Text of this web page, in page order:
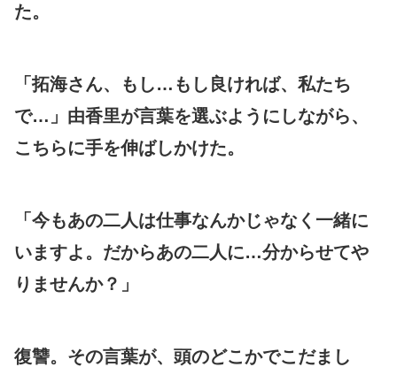
た。
「拓海さん、もし…もし良ければ、私たち
で…」由香里が言葉を選ぶようにしながら、
こちらに手を伸ばしかけた。
「今もあの二人は仕事なんかじゃなく一緒に
いますよ。だからあの二人に…分からせてや
りませんか？」
復讐。その言葉が、頭のどこかでこだまし